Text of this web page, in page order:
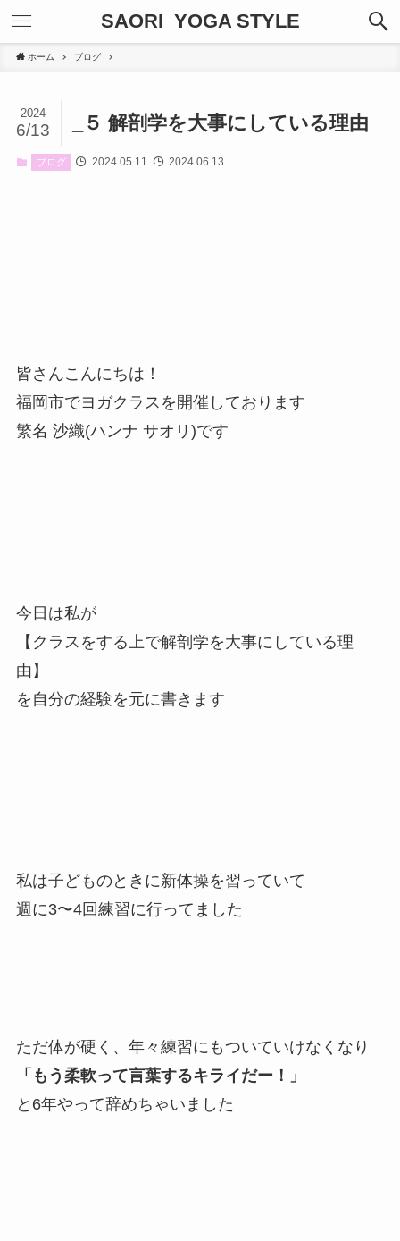
SAORI_YOGA STYLE
ホーム ブログ
_５ 解剖学を大事にしている理由
2024
6/13
ブログ 2024.05.11 2024.06.13
皆さんこんにちは！
福岡市でヨガクラスを開催しております
繁名 沙織(ハンナ サオリ)です
今日は私が
【クラスをする上で解剖学を大事にしている理
由】
を自分の経験を元に書きます
私は子どものときに新体操を習っていて
週に3〜4回練習に行ってました
ただ体が硬く、年々練習にもついていけなくなり
「もう柔軟って言葉するキライだー！」
と6年やって辞めちゃいました